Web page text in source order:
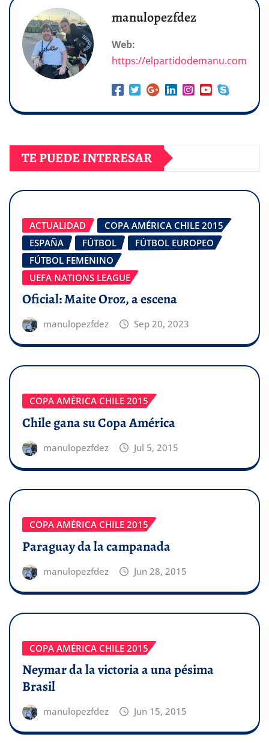
manulopezfdez
Web:
https://elpartidodemanu.com
TE PUEDE INTERESAR
ACTUALIDAD
COPA AMÉRICA CHILE 2015
ESPAÑA
FÚTBOL
FÚTBOL EUROPEO
FÚTBOL FEMENINO
UEFA NATIONS LEAGUE
Oficial: Maite Oroz, a escena
manulopezfdez Sep 20, 2023
COPA AMÉRICA CHILE 2015
Chile gana su Copa América
manulopezfdez Jul 5, 2015
COPA AMÉRICA CHILE 2015
Paraguay da la campanada
manulopezfdez Jun 28, 2015
COPA AMÉRICA CHILE 2015
Neymar da la victoria a una pésima
Brasil
manulopezfdez Jun 15, 2015